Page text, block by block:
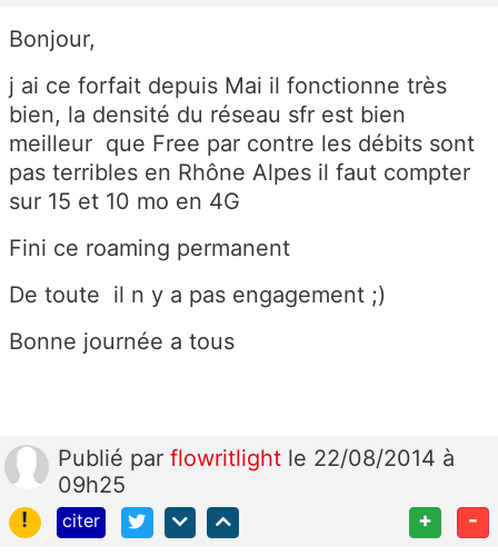
Bonjour,
j ai ce forfait depuis Mai il fonctionne très
bien, la densité du réseau sfr est bien
meilleur que Free par contre les débits sont
pas terribles en Rhône Alpes il faut compter
sur 15 et 10 mo en 4G
Fini ce roaming permanent
De toute il n y a pas engagement ;)
Bonne journée a tous
Publié par flowritlight le 22/08/2014 à
09h25
!
citer + -